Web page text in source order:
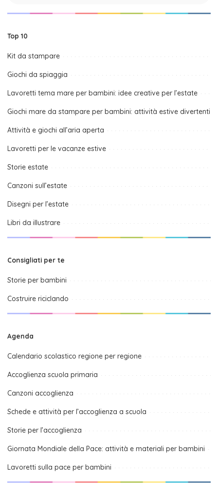
Top 10
Kit da stampare
Giochi da spiaggia
Lavoretti tema mare per bambini: idee creative per l’estate
Giochi mare da stampare per bambini: attività estive divertenti
Attività e giochi all’aria aperta
Lavoretti per le vacanze estive
Storie estate
Canzoni sull’estate
Disegni per l’estate
Libri da illustrare
Consigliati per te
Storie per bambini
Costruire riciclando
Agenda
Calendario scolastico regione per regione
Accoglienza scuola primaria
Canzoni accoglienza
Schede e attività per l’accoglienza a scuola
Storie per l’accoglienza
Giornata Mondiale della Pace: attività e materiali per bambini
Lavoretti sulla pace per bambini